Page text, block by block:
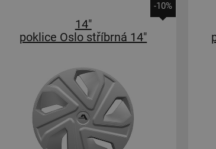
-10%
14"
poklice Oslo stříbrná 14"